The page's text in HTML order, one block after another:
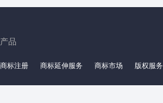
产品
商标注册 商标延伸服务 商标市场 版权服务